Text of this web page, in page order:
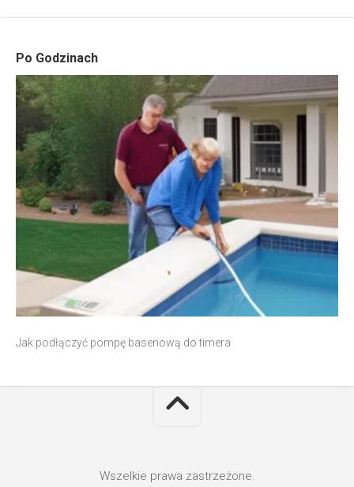
Po Godzinach
Jak podłączyć pompę basenową do timera
Wszelkie prawa zastrzeżone.